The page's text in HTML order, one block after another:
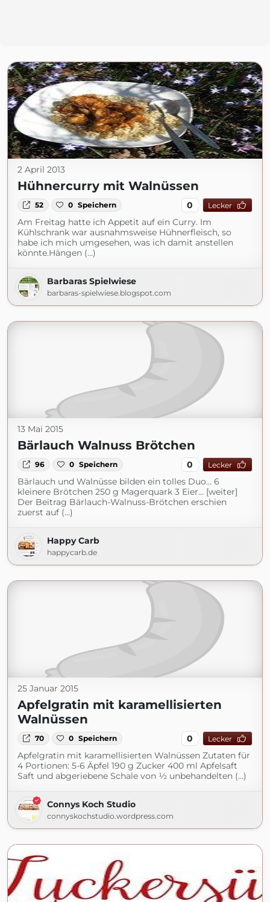
2 April 2013
Hühnercurry mit Walnüssen
52 0 Speichern 0 Lecker
Am Freitag hatte ich Appetit auf ein Curry. Im
Kühlschrank war ausnahmsweise Hühnerfleisch, so
habe ich mich umgesehen, was ich damit anstellen
könnte.Hängen (...)
Barbaras Spielwiese
barbaras-spielwiese.blogspot.com
13 Mai 2015
Bärlauch Walnuss Brötchen
96 0 Speichern 0 Lecker
Bärlauch und Walnüsse bilden ein tolles Duo… 6
kleinere Brötchen 250 g Magerquark 3 Eier... [weiter]
Der Beitrag Bärlauch-Walnuss-Brötchen erschien
zuerst auf (...)
Happy Carb
happycarb.de
25 Januar 2015
Apfelgratin mit karamellisierten
Walnüssen
70 0 Speichern 0 Lecker
Apfelgratin mit karamellisierten Walnüssen Zutaten für
4 Portionen: 5-6 Äpfel 190 g Zucker 400 ml Apfelsaft
Saft und abgeriebene Schale von ½ unbehandelten (...)
Connys Koch Studio
connyskochstudio.wordpress.com